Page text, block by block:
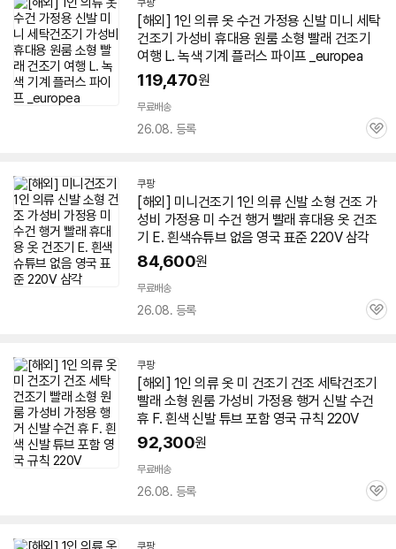
쿠팡
[해외] 1인 의류 옷 수건 가정용 신발 미니 세탁
건조기 가성비 휴대용 원룸 소형 빨래 건조기
여행 L. 녹색 기계 플러스 파이프 _europea
119,470원
무료배송
26.08. 등록
관
쿠팡
[해외] 미니건조기 1인 의류 신발 소형 건조 가
성비 가정용 미 수건 행거 빨래 휴대용 옷 건조
기 E. 흰색슈튜브 없음 영국 표준 220V 삼각
84,600원
무료배송
26.08. 등록
관
쿠팡
[해외] 1인 의류 옷 미 건조기 건조 세탁건조기
빨래 소형 원룸 가성비 가정용 행거 신발 수건
휴 F. 흰색 신발 튜브 포함 영국 규칙 220V
92,300원
무료배송
26.08. 등록
관
쿠팡